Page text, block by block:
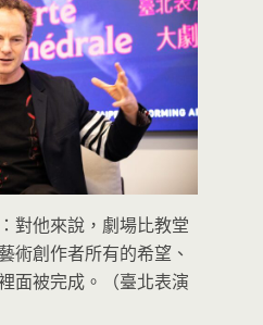
對他來說，劇場比教堂
術創作者所有的希望、
面被完成。（臺北表演